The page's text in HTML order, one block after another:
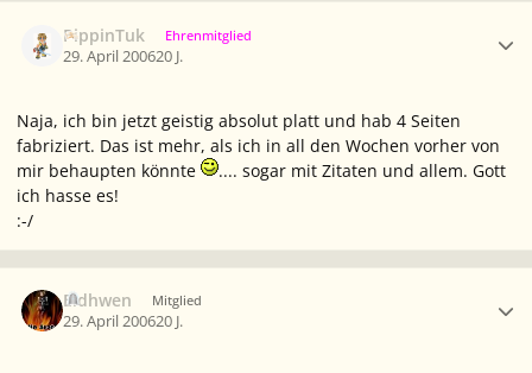
PippinTuk Ehrenmitglied
29. April 200620 J.
Naja, ich bin jetzt geistig absolut platt und hab 4 Seiten
fabriziert. Das ist mehr, als ich in all den Wochen vorher von
mir behaupten könnte
.... sogar mit Zitaten und allem. Gott
ich hasse es!
:-/
Eldhwen Mitglied
29. April 200620 J.